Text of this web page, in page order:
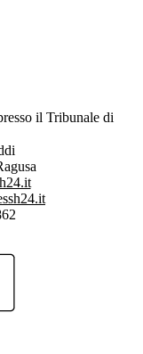
il Tribunale di